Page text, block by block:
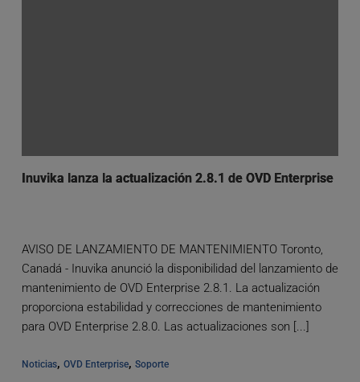
Inuvika lanza la actualización 2.8.1 de OVD Enterprise
AVISO DE LANZAMIENTO DE MANTENIMIENTO Toronto,
Canadá - Inuvika anunció la disponibilidad del lanzamiento de
mantenimiento de OVD Enterprise 2.8.1. La actualización
proporciona estabilidad y correcciones de mantenimiento
para OVD Enterprise 2.8.0. Las actualizaciones son [...]
Noticias, OVD Enterprise, Soporte